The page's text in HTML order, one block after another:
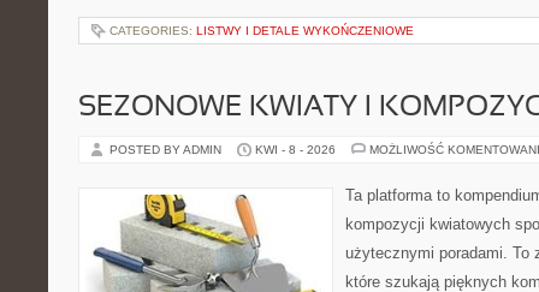
CATEGORIES: LISTWY I DETALE WYKOŃCZENIOWE
SEZONOWE KWIATY I
POSTED BY ADMIN KWI - 8 - 2026 MOŻLIWOŚĆ
Ta platforma to
kompozycji kwiatowych
użytecznymi poradami. To
które szukają pięknych